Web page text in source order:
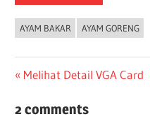
AYAM BAKAR AYAM GORENG
Post
navigation
Previous
Melihat Detail VGA Card
2 comments